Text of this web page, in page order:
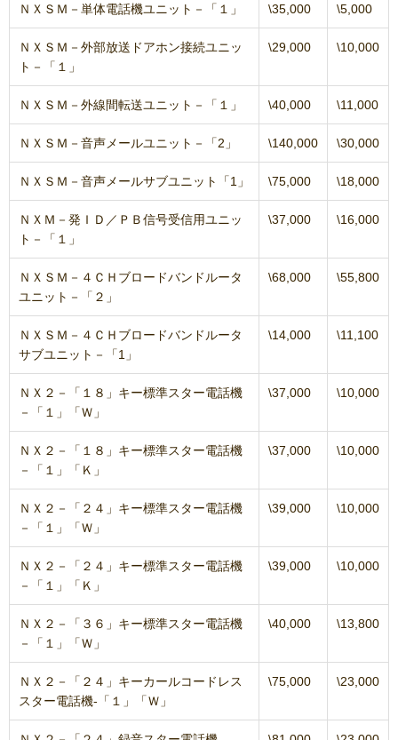
ＮＸＳＭ－単体電話機ユニット－「１」 \35,000 \5,000
ＮＸＳＭ－外部放送ドアホン接続ユニッ
ト－「１」
\29,000 \10,000
ＮＸＳＭ－外線間転送ユニット－「１」 \40,000 \11,000
ＮＸＳＭ－音声メールユニット－「2」 \140,000 \30,000
ＮＸＳＭ－音声メールサブユニット「1」 \75,000 \18,000
ＮＸＭ－発ＩＤ／ＰＢ信号受信用ユニッ
ト－「１」
\37,000 \16,000
ＮＸＳＭ－４ＣＨブロードバンドルータ
ユニット－「２」
\68,000 \55,800
ＮＸＳＭ－４ＣＨブロードバンドルータ
サブユニット－「1」
\14,000 \11,100
ＮＸ２－「１８」キー標準スター電話機
－「１」「Ｗ」
\37,000 \10,000
ＮＸ２－「１８」キー標準スター電話機
－「１」「Ｋ」
\37,000 \10,000
ＮＸ２－「２４」キー標準スター電話機
－「１」「Ｗ」
\39,000 \10,000
ＮＸ２－「２４」キー標準スター電話機
－「１」「Ｋ」
\39,000 \10,000
ＮＸ２－「３６」キー標準スター電話機
－「１」「Ｗ」
\40,000 \13,800
ＮＸ２－「２４」キーカールコードレス
スター電話機‐「１」「Ｗ」
\75,000 \23,000